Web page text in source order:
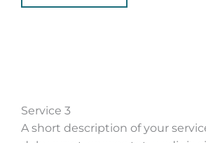
Service 3
A short description of your